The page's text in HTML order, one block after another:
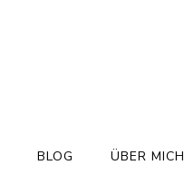
BLOG ÜBER MICH